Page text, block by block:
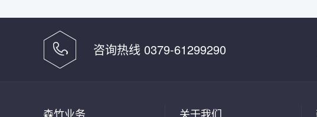
咨询热线 0379-61299290
森竹业务 关于我们